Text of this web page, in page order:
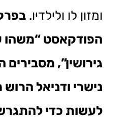
ומזון לו ולילדיו.
הפודקאסט “משהו
גירושין”,
נישרי ודניאל
לעשות כדי